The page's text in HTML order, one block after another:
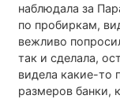
наблюдала за
по пробиркам,
вежливо
так и сделала,
видела какие-то
размеров банки,